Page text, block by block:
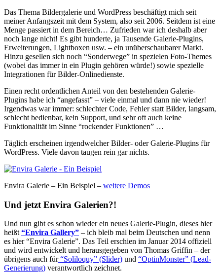
Das Thema Bildergalerie und WordPress beschäftigt mich seit
meiner Anfangszeit mit dem System, also seit 2006. Seitdem ist eine
Menge passiert in dem Bereich… Zufrieden war ich deshalb aber
noch lange nicht! Es gibt hunderte, ja Tausende Galerie-Plugins,
Erweiterungen, Lightboxen usw. – ein unüberschaubarer Markt.
Hinzu gesellen sich noch “Sonderwege” in spezielen Foto-Themes
(wobei das immer in ein Plugin gehören würde!) sowie spezielle
Integrationen für Bilder-Onlinedienste.
Einen recht ordentlichen Anteil von den bestehenden Galerie-
Plugins habe ich “angefasst” – viele einmal und dann nie wieder!
Irgendwas war immer: schlechter Code, Fehler statt Bilder, langsam,
schlecht bedienbar, kein Support, und sehr oft auch keine
Funktionalität im Sinne “rockender Funktionen” …
Täglich erscheinen irgendwelcher Bilder- oder Galerie-Plugins für
WordPress. Viele davon taugen rein gar nichts.
Envira Galerie – Ein Beispiel – weitere Demos
Und jetzt Envira Galerien?!
Und nun gibt es schon wieder ein neues Galerie-Plugin, dieses hier
heißt “Envira Gallery” – ich bleib mal beim Deutschen und nenn
es hier “Envira Galerie”. Das Teil erschien im Januar 2014 offiziell
und wird entwickelt und herausgegeben von Thomas Griffin – der
übrigens auch für“Soliloquy” (Slider) und “OptinMonster” (Lead-
Generierung) verantwortlich zeichnet.